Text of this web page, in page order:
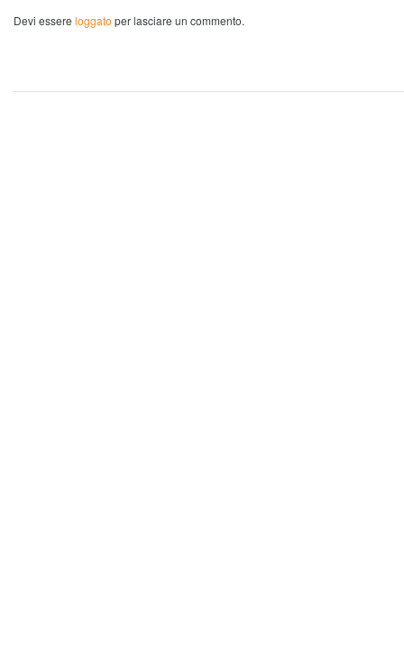
Devi essere loggato per lasciare un commento.